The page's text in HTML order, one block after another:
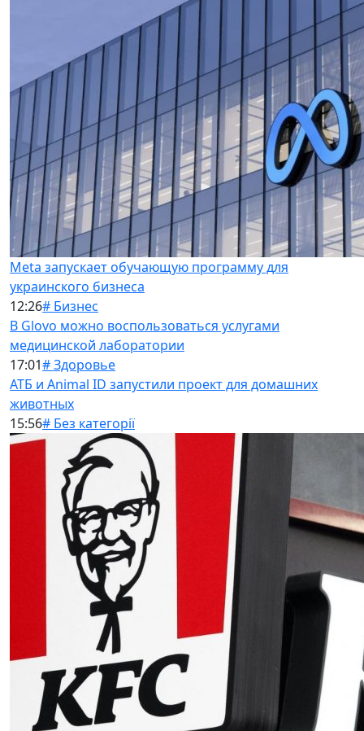
Meta запускает обучающую программу для
украинского бизнеса
12:26# Бизнес
В Glovo можно воспользоваться услугами
медицинской лаборатории
17:01# Здоровье
АТБ и Animal ID запустили проект для домашних
животных
15:56# Без категорії